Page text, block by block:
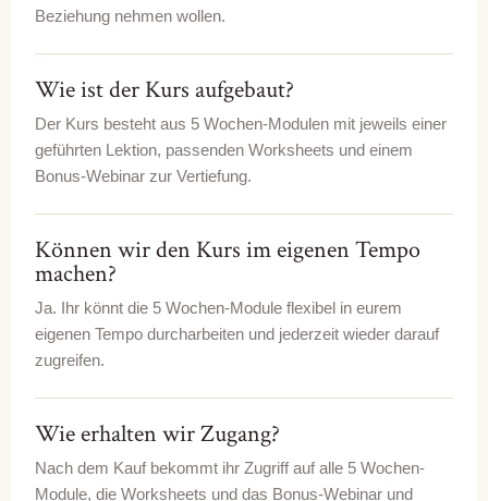
Beziehung nehmen wollen.
Wie ist der Kurs aufgebaut?
Der Kurs besteht aus 5 Wochen-Modulen mit jeweils einer
geführten Lektion, passenden Worksheets und einem
Bonus-Webinar zur Vertiefung.
Können wir den Kurs im eigenen Tempo
machen?
Ja. Ihr könnt die 5 Wochen-Module flexibel in eurem
eigenen Tempo durcharbeiten und jederzeit wieder darauf
zugreifen.
Wie erhalten wir Zugang?
Nach dem Kauf bekommt ihr Zugriff auf alle 5 Wochen-
Module, die Worksheets und das Bonus-Webinar und